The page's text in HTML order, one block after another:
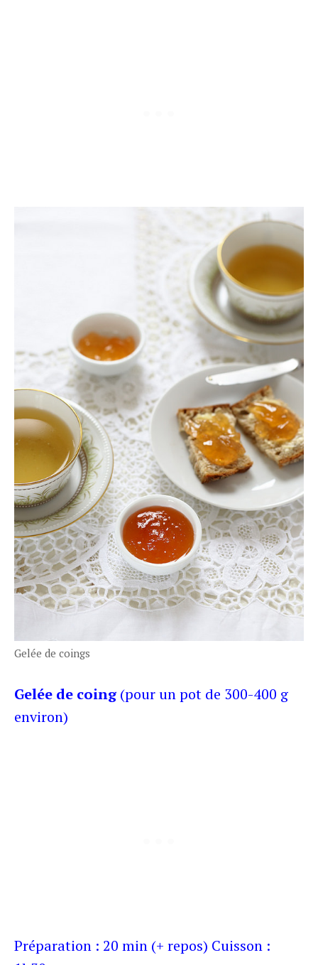
Gelée de coings
Gelée de coing (pour un pot de 300-400 g
environ)
Préparation : 20 min (+ repos) Cuisson :